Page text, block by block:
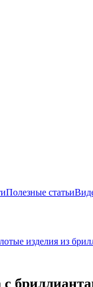
Полезные статьи
изделия из
c